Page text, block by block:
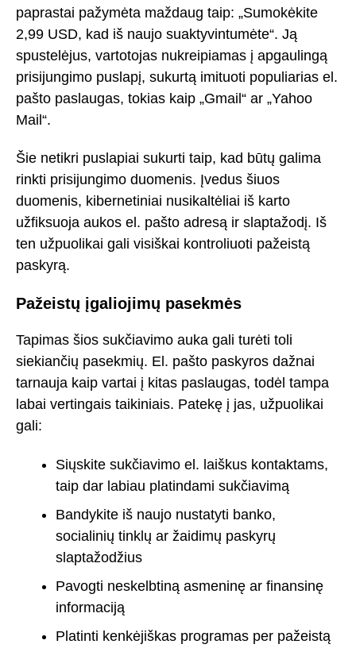
paprastai pažymėta maždaug taip: „Sumokėkite
2,99 USD, kad iš naujo suaktyvintumėte“. Ją
spustelėjus, vartotojas nukreipiamas į apgaulingą
prisijungimo puslapį, sukurtą imituoti populiarias el.
pašto paslaugas, tokias kaip „Gmail“ ar „Yahoo
Mail“.
Šie netikri puslapiai sukurti taip, kad būtų galima
rinkti prisijungimo duomenis. Įvedus šiuos
duomenis, kibernetiniai nusikaltėliai iš karto
užfiksuoja aukos el. pašto adresą ir slaptažodį. Iš
ten užpuolikai gali visiškai kontroliuoti pažeistą
paskyrą.
Pažeistų įgaliojimų pasekmės
Tapimas šios sukčiavimo auka gali turėti toli
siekiančių pasekmių. El. pašto paskyros dažnai
tarnauja kaip vartai į kitas paslaugas, todėl tampa
labai vertingais taikiniais. Patekę į jas, užpuolikai
gali:
Siųskite sukčiavimo el. laiškus kontaktams,
taip dar labiau platindami sukčiavimą
Bandykite iš naujo nustatyti banko,
socialinių tinklų ar žaidimų paskyrų
slaptažodžius
Pavogti neskelbtiną asmeninę ar finansinę
informaciją
Platinti kenkėjiškas programas per pažeistą